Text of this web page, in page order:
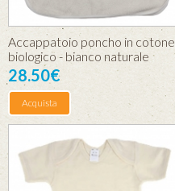
Accappatoio poncho in cotone
biologico - bianco naturale
28.50€
Acquista